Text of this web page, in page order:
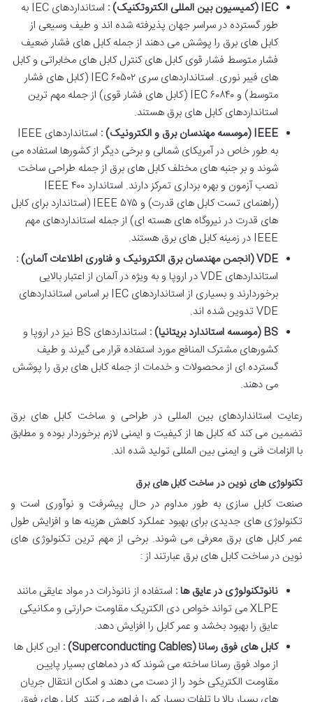
IEC ( کمیسیون بین المللی الکتروتکنیک)
:
استانداردهای IEC به
طور گسترده در سراسر جهان پذیرفته شده اند و طیف وسیعی از
کابل های برق را پوشش می دهند از جمله کابل های فشار ضعیف
فشار متوسط فشار قوی کابل های کنترل کابل های مخابراتی و کابل
های فیبر نوری. استانداردهای سری IEC ۶۰۵۰۲ (کابل های فشار
متوسط) و IEC ۶۰۸۴۰ (کابل های فشار قوی) از جمله مهم ترین
استانداردهای کابل های برق هستند.
IEEE ( موسسه مهندسان برق و الکترونیک)
:
استانداردهای IEEE
به طور خاص در آمریکای شمالی و برخی دیگر از کشورها استفاده می
شوند و بر جنبه های مختلف کابل های برق از جمله طراحی ساخت
نصب آزمون و بهره برداری تمرکز دارند. استاندارد IEEE ۴۰۰
(راهنمای تست کابل های قدرت) و IEEE ۵۷۵ (استاندارد برای کابل
های قدرت در نیروگاه های هسته ای) از جمله استانداردهای مهم
IEEE در زمینه کابل های برق هستند.
VDE ( انجمن مهندسان برق الکترونیک و فناوری اطلاعات آلمان)
:
استانداردهای VDE در اروپا و به ویژه در آلمان از اعتبار بالایی
برخوردارند و بسیاری از استانداردهای IEC بر اساس استانداردهای
VDE تدوین شده اند.
BS ( موسسه استاندارد بریتانیا)
:
استانداردهای BS نیز در اروپا و
کشورهای مشترک المنافع مورد استفاده قرار می گیرند و طیف
گسترده ای از محصولات و خدمات از جمله کابل های برق را پوشش
می دهند.
رعایت استانداردهای بین المللی در طراحی و ساخت کابل های برق
تضمین می کند که کابل ها از کیفیت و ایمنی لازم برخوردار بوده و مطابق
با الزامات فنی و ایمنی بین المللی تولید شده اند.
تکنولوژی های نوین در ساخت کابل های برق
صنعت کابل سازی به طور مداوم در حال پیشرفت و نوآوری است و
تکنولوژی های جدیدی برای بهبود عملکرد کاهش هزینه ها و افزایش طول
عمر کابل های برق معرفی می شوند. برخی از مهم ترین تکنولوژی های
نوین در ساخت کابل های برق عبارتند از :
نانوتکنولوژی در عایق ها : استفاده از نانوذرات در مواد عایقی مانند
XLPE می تواند خواص دی الکتریک مقاومت حرارتی و مکانیکی
عایق را بهبود بخشد و عمر کابل را افزایش دهد.
کابل های فوق رسانا(Superconducting Cables)
: این کابل ها
از مواد فوق رسانا ساخته می شوند که در دماهای بسیار پایین
مقاومت الکتریکی خود را از دست می دهند و امکان انتقال جریان